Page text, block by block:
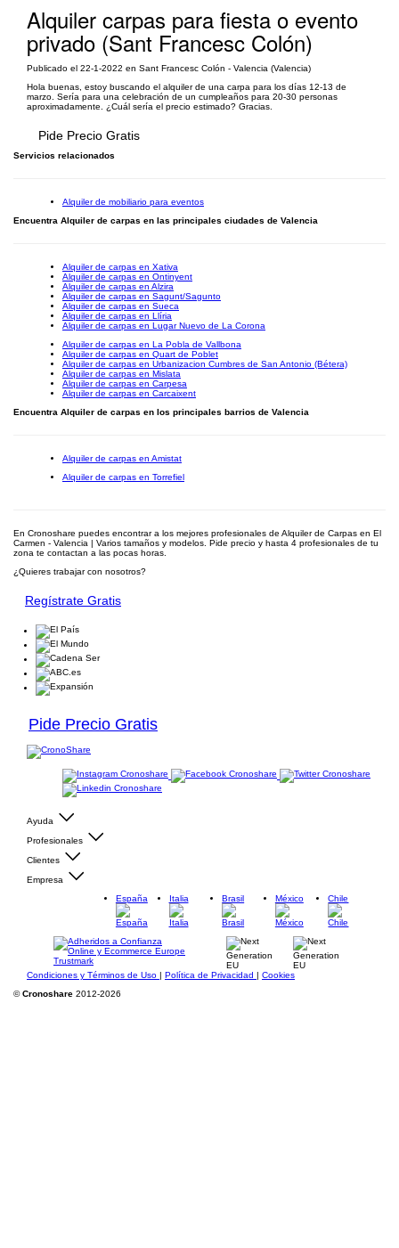
Alquiler carpas para fiesta o evento
privado (Sant Francesc Colón)
Publicado el 22-1-2022 en Sant Francesc Colón - Valencia (Valencia)
Hola buenas, estoy buscando el alquiler de una carpa para los días 12-13 de
marzo. Sería para una celebración de un cumpleaños para 20-30 personas
aproximadamente. ¿Cuál sería el precio estimado? Gracias.
Pide Precio Gratis
Servicios relacionados
Alquiler de mobiliario para eventos
Encuentra Alquiler de carpas en las principales ciudades de Valencia
Alquiler de carpas en Xativa
Alquiler de carpas en Ontinyent
Alquiler de carpas en Alzira
Alquiler de carpas en Sagunt/Sagunto
Alquiler de carpas en Sueca
Alquiler de carpas en Llíria
Alquiler de carpas en Lugar Nuevo de La Corona
Alquiler de carpas en La Pobla de Vallbona
Alquiler de carpas en Quart de Poblet
Alquiler de carpas en Urbanizacion Cumbres de San Antonio (Bétera)
Alquiler de carpas en Mislata
Alquiler de carpas en Carpesa
Alquiler de carpas en Carcaixent
Encuentra Alquiler de carpas en los principales barrios de Valencia
Alquiler de carpas en Amistat
Alquiler de carpas en Torrefiel
En Cronoshare puedes encontrar a los mejores profesionales de Alquiler de Carpas en El
Carmen - Valencia | Varios tamaños y modelos. Pide precio y hasta 4 profesionales de tu
zona te contactan a las pocas horas.
¿Quieres trabajar con nosotros?
Regístrate Gratis
Pide Precio Gratis
Ayuda
Profesionales
Clientes
Empresa
España
Italia Brasil México Chile
Condiciones y Términos de Uso | Política de Privacidad | Cookies
©Cronoshare 2012-2026